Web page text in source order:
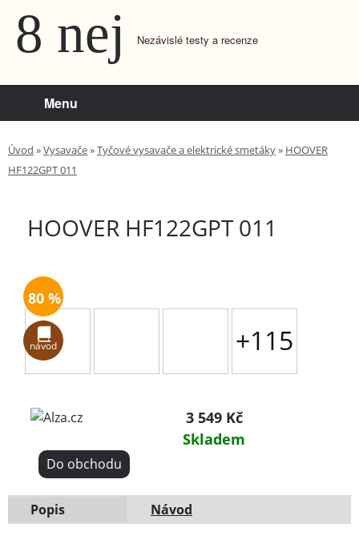
8 nej Nezávislé testy a recenze
Úvod »Vysavače»Tyčové vysavače a elektrické smetáky» HOOVER
HF122GPT 011
HOOVER HF122GPT 011
80100
80 %
návod +115
3 549 Kč
Skladem
Do obchodu
Popis Návod
Menu